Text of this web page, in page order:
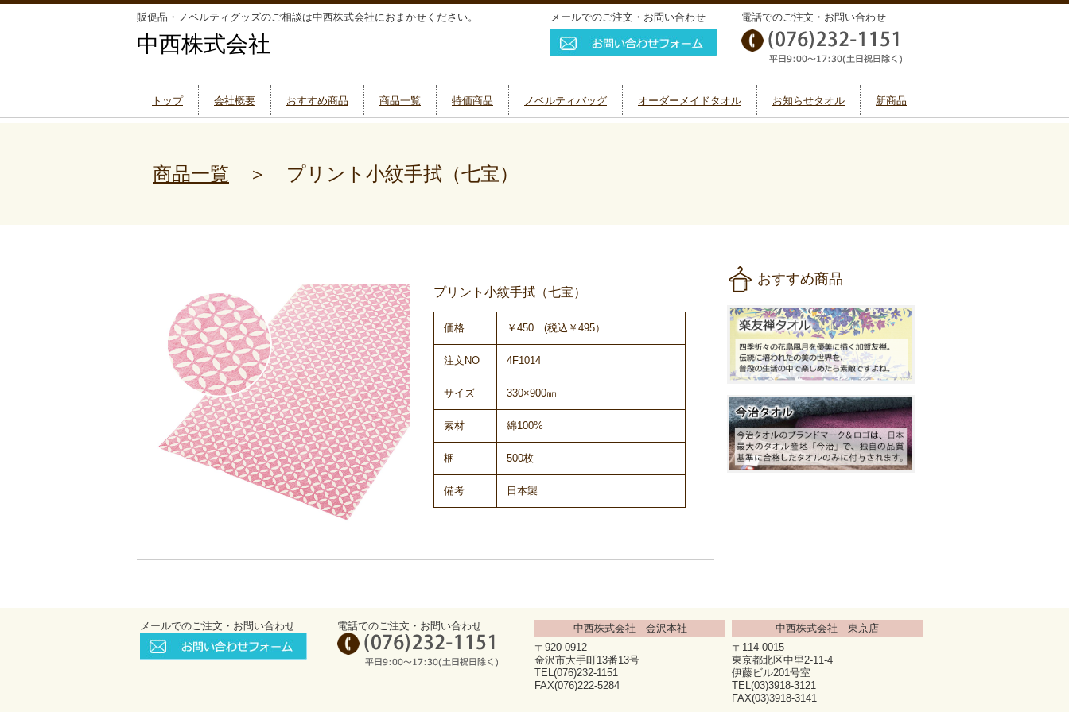
販促品・ノベルティグッズのご相談は中西株式会社におまかせください。
中西株式会社
メールでのご注文・お問い合わせ 電話でのご注文・お問い合わせ
トップ 会社概要 おすすめ商品 商品一覧 特価商品 ノベルティバッグ オーダーメイドタオル お知らせタオル 新商品
商品一覧 ＞ プリント小紋手拭（七宝）
プリント小紋手拭（七宝）
価格 ￥450 (税込￥495）
注文NO 4F1014
サイズ 330×900㎜
素材 綿100%
梱 500枚
備考 日本製
おすすめ商品
メールでのご注文・お問い合わせ 電話でのご注文・お問い合わせ
中西株式会社 金沢本社
〒920-0912
金沢市大手町13番13号
TEL(076)232-1151
FAX(076)222-5284
中西株式会社 東京店
〒114-0015
東京都北区中里2-11-4
伊藤ビル201号室
TEL(03)3918-3121
FAX(03)3918-3141